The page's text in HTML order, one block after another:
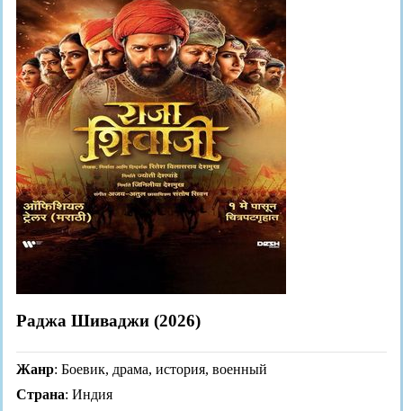
Раджа Шиваджи (2026)
Жанр: Боевик, драма, история, военный
Страна: Индия